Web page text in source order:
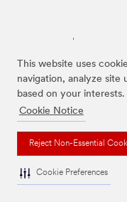
This website uses
navigation, analyze site
based on your interests.
Cookie Notice
Reject Non-Essential
Cookie Preferences
Las marcas